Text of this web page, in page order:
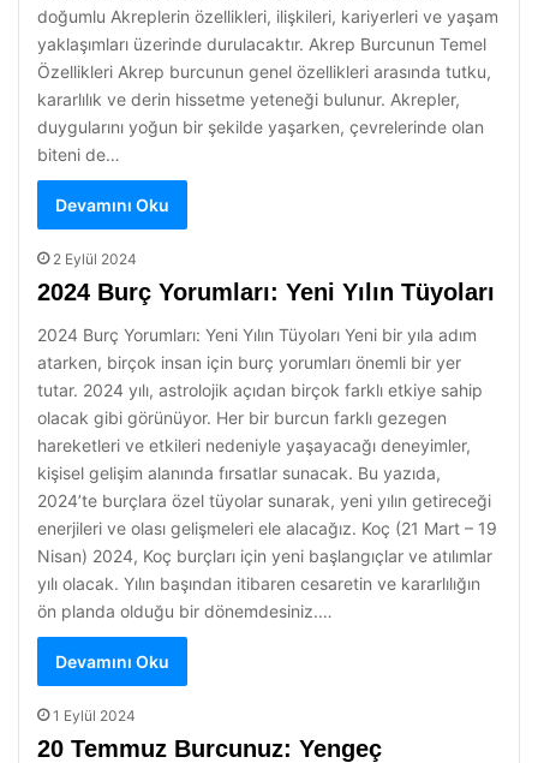
doğumlu Akreplerin özellikleri, ilişkileri, kariyerleri ve yaşam
yaklaşımları üzerinde durulacaktır. Akrep Burcunun Temel
Özellikleri Akrep burcunun genel özellikleri arasında tutku,
kararlılık ve derin hissetme yeteneği bulunur. Akrepler,
duygularını yoğun bir şekilde yaşarken, çevrelerinde olan
biteni de…
Devamını Oku
2 Eylül 2024
2024 Burç Yorumları: Yeni Yılın Tüyoları
2024 Burç Yorumları: Yeni Yılın Tüyoları Yeni bir yıla adım
atarken, birçok insan için burç yorumları önemli bir yer
tutar. 2024 yılı, astrolojik açıdan birçok farklı etkiye sahip
olacak gibi görünüyor. Her bir burcun farklı gezegen
hareketleri ve etkileri nedeniyle yaşayacağı deneyimler,
kişisel gelişim alanında fırsatlar sunacak. Bu yazıda,
2024’te burçlara özel tüyolar sunarak, yeni yılın getireceği
enerjileri ve olası gelişmeleri ele alacağız. Koç (21 Mart – 19
Nisan) 2024, Koç burçları için yeni başlangıçlar ve atılımlar
yılı olacak. Yılın başından itibaren cesaretin ve kararlılığın
ön planda olduğu bir dönemdesiniz.…
Devamını Oku
1 Eylül 2024
20 Temmuz Burcunuz: Yengeç